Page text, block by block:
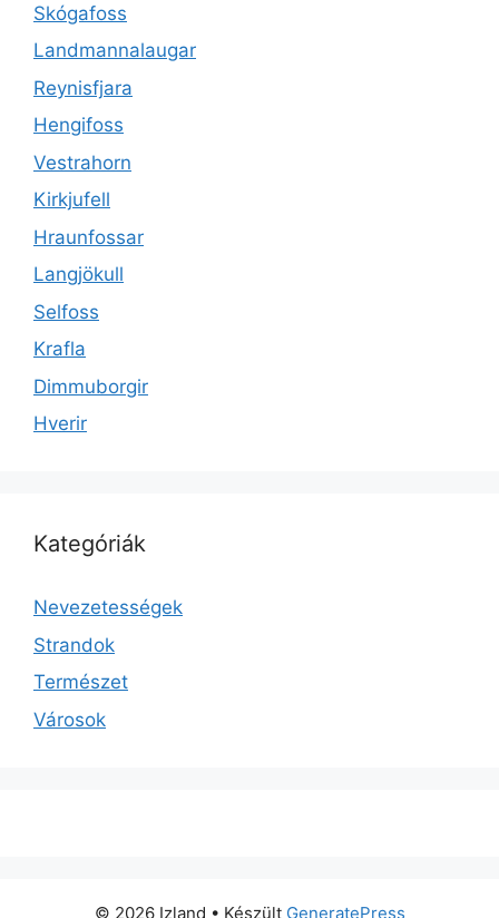
Skógafoss
Landmannalaugar
Reynisfjara
Hengifoss
Vestrahorn
Kirkjufell
Hraunfossar
Langjökull
Selfoss
Krafla
Dimmuborgir
Hverir
Kategóriák
Nevezetességek
Strandok
Természet
Városok
© 2026 Izland • Készült GeneratePress